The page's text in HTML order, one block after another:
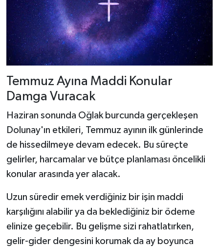
Temmuz Ayına Maddi Konular
Damga Vuracak
Haziran sonunda Oğlak burcunda gerçekleşen
Dolunay'ın etkileri, Temmuz ayının ilk günlerinde
de hissedilmeye devam edecek. Bu süreçte
gelirler, harcamalar ve bütçe planlaması öncelikli
konular arasında yer alacak.
Uzun süredir emek verdiğiniz bir işin maddi
karşılığını alabilir ya da beklediğiniz bir ödeme
elinize geçebilir. Bu gelişme sizi rahatlatırken,
gelir-gider dengesini korumak da ay boyunca